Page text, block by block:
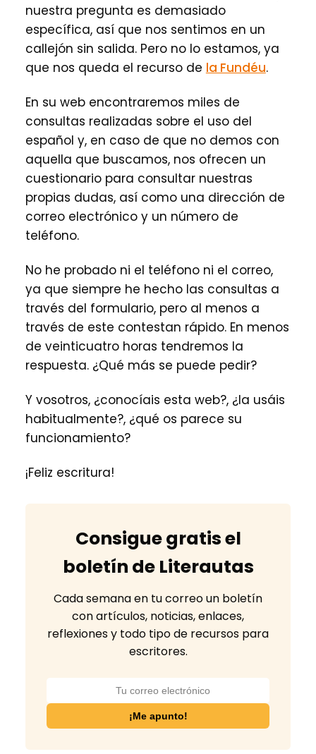
nuestra pregunta es demasiado
específica, así que nos sentimos en un
callejón sin salida. Pero no lo estamos, ya
que nos queda el recurso de la Fundéu.
En su web encontraremos miles de
consultas realizadas sobre el uso del
español y, en caso de que no demos con
aquella que buscamos, nos ofrecen un
cuestionario para consultar nuestras
propias dudas, así como una dirección de
correo electrónico y un número de
teléfono.
No he probado ni el teléfono ni el correo,
ya que siempre he hecho las consultas a
través del formulario, pero al menos a
través de este contestan rápido. En menos
de veinticuatro horas tendremos la
respuesta. ¿Qué más se puede pedir?
Y vosotros, ¿conocíais esta web?, ¿la usáis
habitualmente?, ¿qué os parece su
funcionamiento?
¡Feliz escritura!
Consigue gratis el
boletín de Literautas
Cada semana en tu correo un boletín
con artículos, noticias, enlaces,
reflexiones y todo tipo de recursos para
escritores.